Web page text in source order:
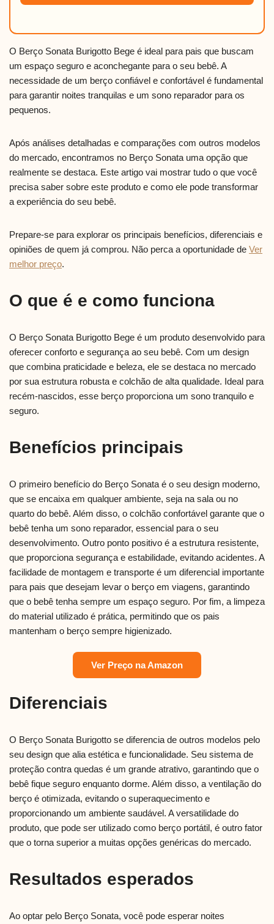
O Berço Sonata Burigotto Bege é ideal para pais que buscam
um espaço seguro e aconchegante para o seu bebê. A
necessidade de um berço confiável e confortável é fundamental
para garantir noites tranquilas e um sono reparador para os
pequenos.
Após análises detalhadas e comparações com outros modelos
do mercado, encontramos no Berço Sonata uma opção que
realmente se destaca. Este artigo vai mostrar tudo o que você
precisa saber sobre este produto e como ele pode transformar
a experiência do seu bebê.
Prepare-se para explorar os principais benefícios, diferenciais e
opiniões de quem já comprou. Não perca a oportunidade de Ver
melhor preço.
O que é e como funciona
O Berço Sonata Burigotto Bege é um produto desenvolvido para
oferecer conforto e segurança ao seu bebê. Com um design
que combina praticidade e beleza, ele se destaca no mercado
por sua estrutura robusta e colchão de alta qualidade. Ideal para
recém-nascidos, esse berço proporciona um sono tranquilo e
seguro.
Benefícios principais
O primeiro benefício do Berço Sonata é o seu design moderno,
que se encaixa em qualquer ambiente, seja na sala ou no
quarto do bebê. Além disso, o colchão confortável garante que o
bebê tenha um sono reparador, essencial para o seu
desenvolvimento. Outro ponto positivo é a estrutura resistente,
que proporciona segurança e estabilidade, evitando acidentes. A
facilidade de montagem e transporte é um diferencial importante
para pais que desejam levar o berço em viagens, garantindo
que o bebê tenha sempre um espaço seguro. Por fim, a limpeza
do material utilizado é prática, permitindo que os pais
mantenham o berço sempre higienizado.
Ver Preço na Amazon
Diferenciais
O Berço Sonata Burigotto se diferencia de outros modelos pelo
seu design que alia estética e funcionalidade. Seu sistema de
proteção contra quedas é um grande atrativo, garantindo que o
bebê fique seguro enquanto dorme. Além disso, a ventilação do
berço é otimizada, evitando o superaquecimento e
proporcionando um ambiente saudável. A versatilidade do
produto, que pode ser utilizado como berço portátil, é outro fator
que o torna superior a muitas opções genéricas do mercado.
Resultados esperados
Ao optar pelo Berço Sonata, você pode esperar noites